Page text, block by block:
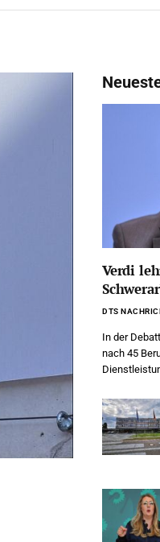
Verdi
DTS
In der
nach 45